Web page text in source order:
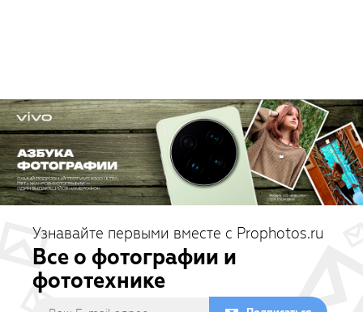
Узнавайте первыми вместе с Prophotos.ru
Все о фотографии и
фототехнике